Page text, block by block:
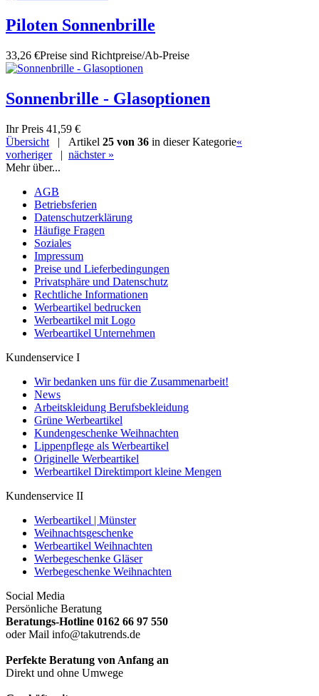
Piloten Sonnenbrille
33,26 €Preise sind Richtpreise/Ab-Preise
Sonnenbrille - Glasoptionen
Ihr Preis 41,59 €
Übersicht | Artikel 25 von 36 in dieser Kategorie«
vorheriger| nächster »
Mehr über...
AGB
Betriebsferien
Datenschutzerklärung
Häufige Fragen
Soziales
Impressum
Preise und Lieferbedingungen
Privatsphäre und Datenschutz
Rechtliche Informationen
Werbeartikel bedrucken
Werbeartikel mit Logo
Werbeartikel Unternehmen
Kundenservice I
Wir bedanken uns für die Zusammenarbeit!
News
Arbeitskleidung Berufsbekleidung
Grüne Werbeartikel
Kundengeschenke Weihnachten
Lippenpflege als Werbeartikel
Originelle Werbeartikel
Werbeartikel Direktimport kleine Mengen
Kundenservice II
Werbeartikel | Münster
Weihnachtsgeschenke
Werbeartikel Weihnachten
Werbegeschenke Gläser
Werbegeschenke Weihnachten
Social Media
Persönliche Beratung
Beratungs-Hotline 0162 66 97 550
oder Mail info@takutrends.de
Perfekte Beratung von Anfang an
Direkt und ohne Umwege